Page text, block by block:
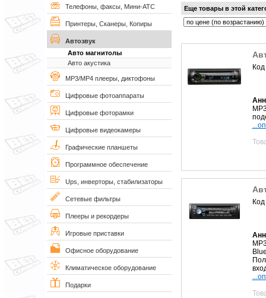
Телефоны, факсы, Мини-АТС
Принтеры, Сканеры, Копиры
Автозвук
Авто магнитолы
Авто акустика
MP3/MP4 плееры, диктофоны
Цифровые фотоаппараты
Цифровые фоторамки
Цифровые видеокамеры
Графические планшеты
Программное обеспечение
Ups, инверторы, стабилизаторы
Сетевые фильтры
Плееры и рекордеры
Игровые приставки
Офисное оборудование
Климатическое оборудование
Подарки
Еще товары в этой